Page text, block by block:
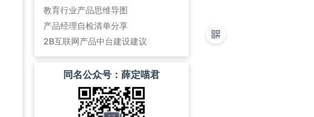
教育行业产品思维导图
产品经理自检清单分享
2B互联网产品中台建设建议
同名公众号：薛定喵君